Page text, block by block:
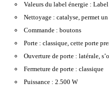
Valeurs du label énergie :
Nettoyage : catalyse, permet
Commande : boutons
Porte : classique, cette porte
Ouverture de porte : latérale,
Fermeture de porte : classique
Puissance : 2.500 W